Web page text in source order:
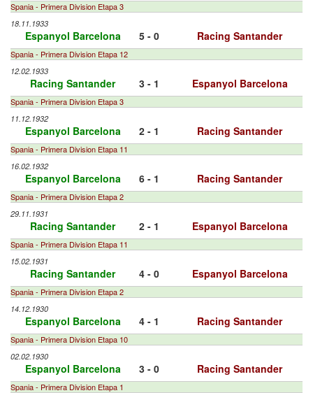
Spania - Primera Division Etapa 3
18.11.1933
Espanyol Barcelona 5 - 0 Racing Santander
Spania - Primera Division Etapa 12
12.02.1933
Racing Santander 3 - 1 Espanyol Barcelona
Spania - Primera Division Etapa 3
11.12.1932
Espanyol Barcelona 2 - 1 Racing Santander
Spania - Primera Division Etapa 11
16.02.1932
Espanyol Barcelona 6 - 1 Racing Santander
Spania - Primera Division Etapa 2
29.11.1931
Racing Santander 2 - 1 Espanyol Barcelona
Spania - Primera Division Etapa 11
15.02.1931
Racing Santander 4 - 0 Espanyol Barcelona
Spania - Primera Division Etapa 2
14.12.1930
Espanyol Barcelona 4 - 1 Racing Santander
Spania - Primera Division Etapa 10
02.02.1930
Espanyol Barcelona 3 - 0 Racing Santander
Spania - Primera Division Etapa 1